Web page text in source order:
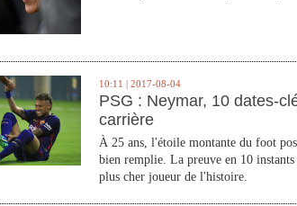
10:11 | 2017-08-04
PSG : Neymar, 10 dates-
carrière
À 25 ans, l'étoile montante du foot
bien remplie. La preuve en 10 instants
plus cher joueur de l'histoire.